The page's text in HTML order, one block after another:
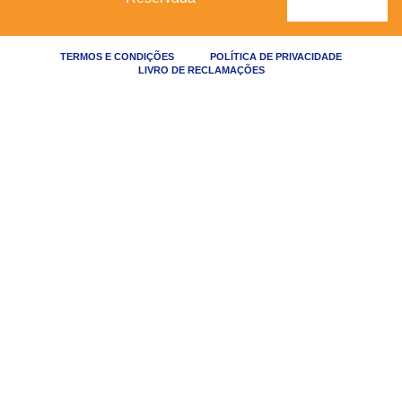
TERMOS E CONDIÇÕES
POLÍTICA DE PRIVACIDADE
LIVRO DE RECLAMAÇÕES